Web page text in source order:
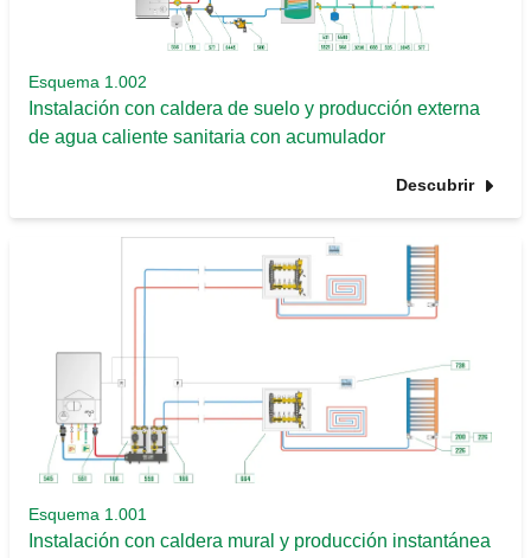
Esquema 1.002
Instalación con caldera de suelo y producción externa
de agua caliente sanitaria con acumulador
Descubrir
Esquema 1.001
Instalación con caldera mural y producción instantánea